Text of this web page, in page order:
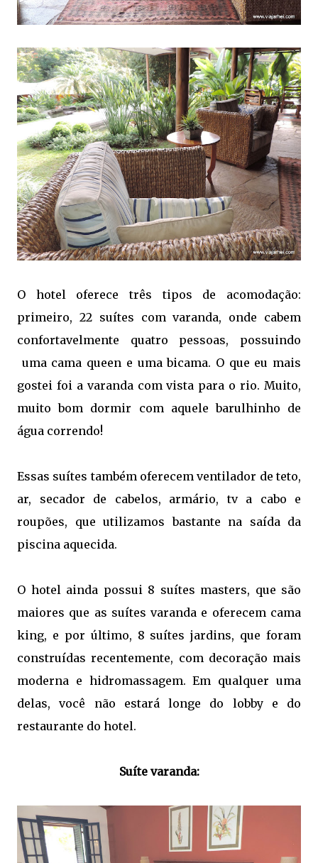
O hotel oferece três tipos de acomodação:
primeiro, 22 suítes com varanda, onde cabem
confortavelmente quatro pessoas, possuindo
uma cama queen e uma bicama. O que eu mais
gostei foi a varanda com vista para o rio. Muito,
muito bom dormir com aquele barulhinho de
água correndo!
Essas suítes também oferecem ventilador de teto,
ar, secador de cabelos, armário, tv a cabo e
roupões, que utilizamos bastante na saída da
piscina aquecida.
O hotel ainda possui 8 suítes masters, que são
maiores que as suítes varanda e oferecem cama
king, e por último, 8 suítes jardins, que foram
construídas recentemente, com decoração mais
moderna e hidromassagem. Em qualquer uma
delas, você não estará longe do lobby e do
restaurante do hotel.
Suíte varanda: